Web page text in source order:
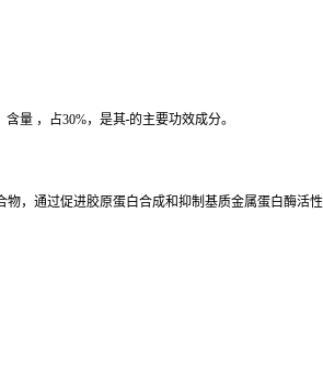
量 ，占30%，是其 的主要功效成分。
物，通过促进胶原蛋白合成和抑制基质金属蛋白酶活性